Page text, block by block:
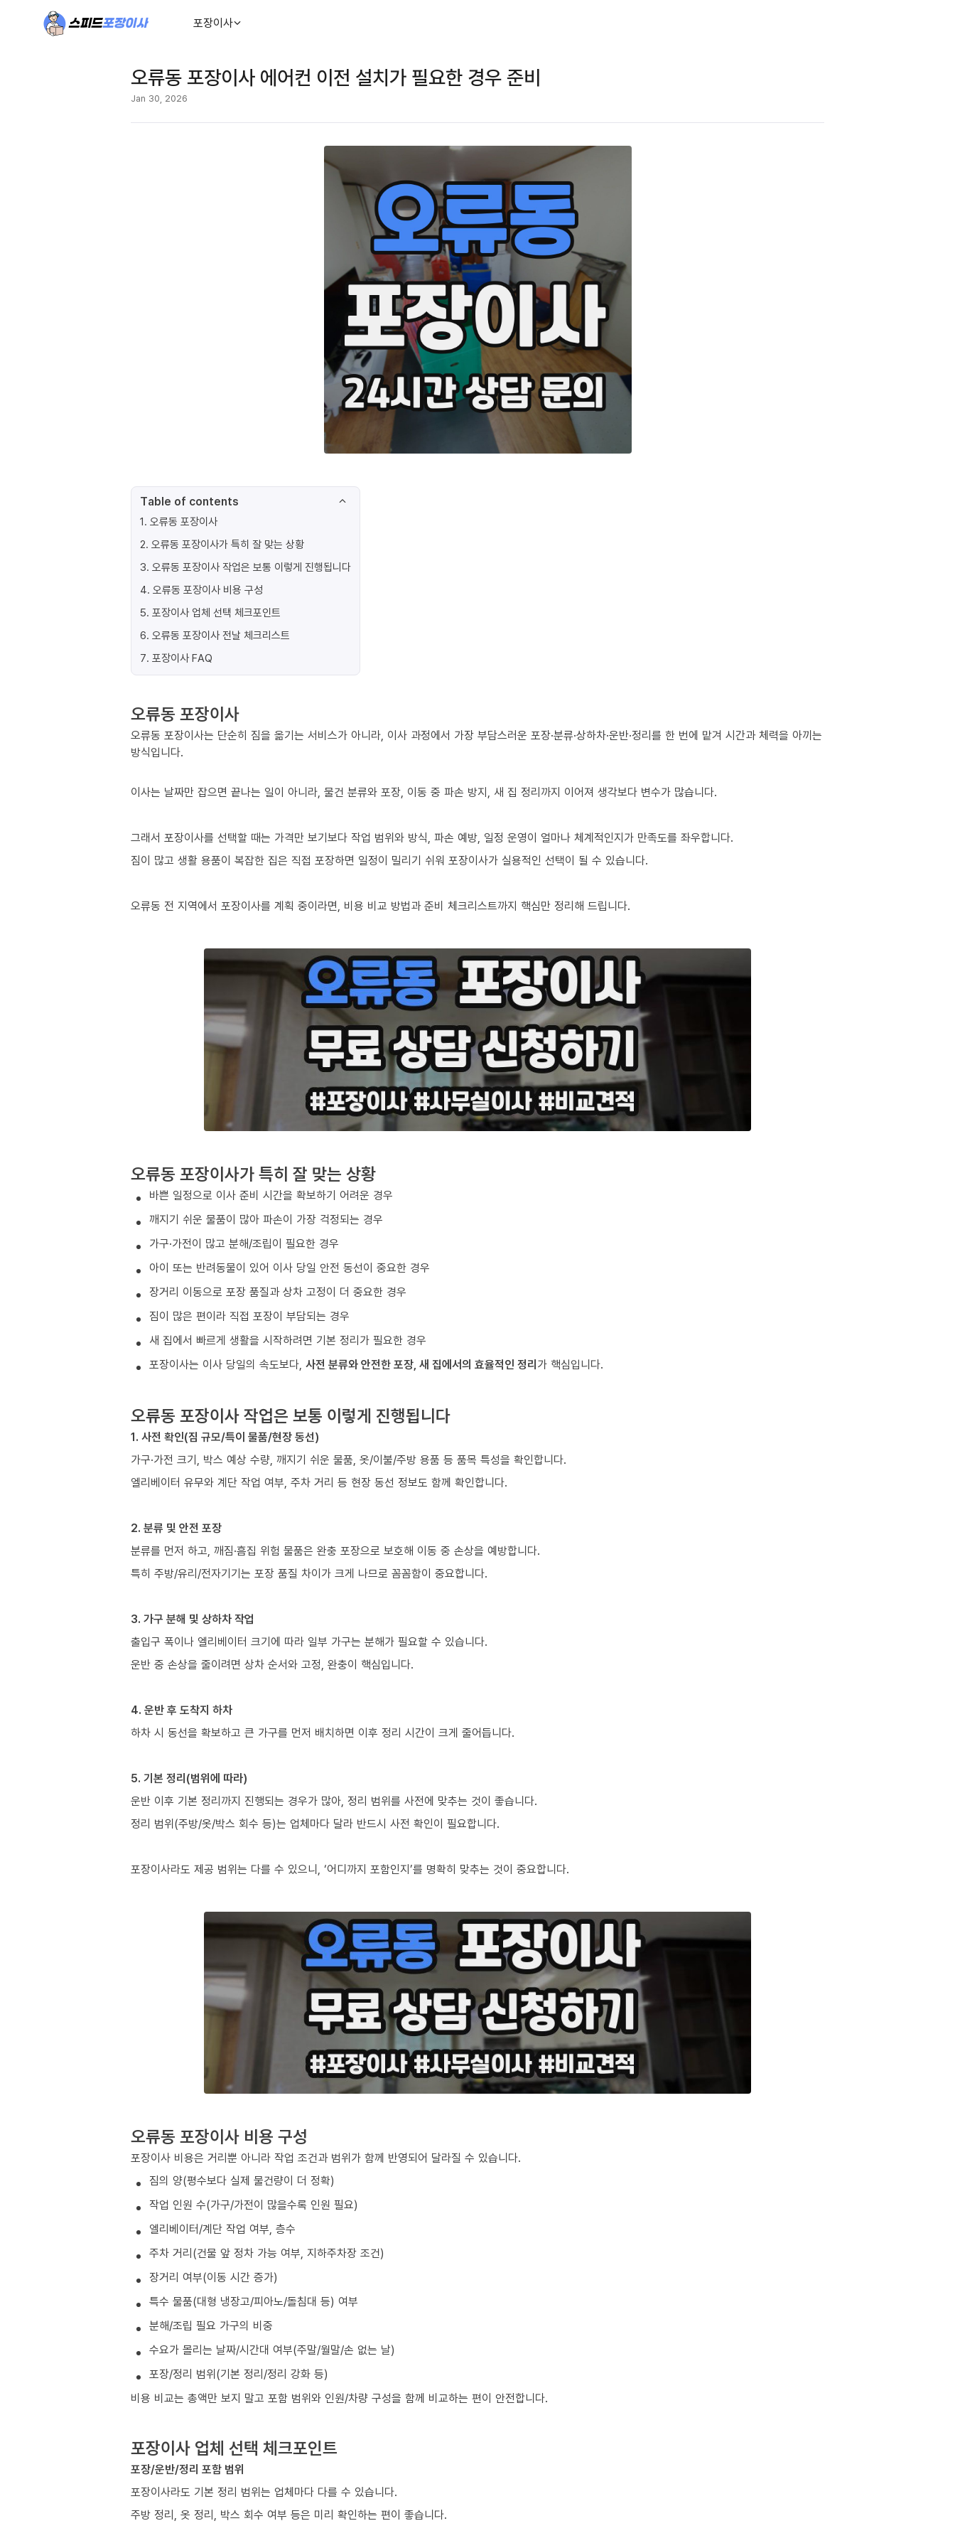
포장이사
오류동 포장이사 에어컨 이전 설치가 필요한 경우 준비
Jan 30, 2026
Table of contents
1. 오류동 포장이사
2. 오류동 포장이사가 특히 잘 맞는 상황
3. 오류동 포장이사 작업은 보통 이렇게 진행됩니다
4. 오류동 포장이사 비용 구성
5. 포장이사 업체 선택 체크포인트
6. 오류동 포장이사 전날 체크리스트
7. 포장이사 FAQ
오류동 포장이사
오류동 포장이사는 단순히 짐을 옮기는 서비스가 아니라, 이사 과정에서 가장 부담스러운 포장·분류·상하차·운반·정리를 한 번에 맡겨 시간과 체력을 아끼는
방식입니다.
이사는 날짜만 잡으면 끝나는 일이 아니라, 물건 분류와 포장, 이동 중 파손 방지, 새 집 정리까지 이어져 생각보다 변수가 많습니다.
그래서 포장이사를 선택할 때는 가격만 보기보다 작업 범위와 방식, 파손 예방, 일정 운영이 얼마나 체계적인지가 만족도를 좌우합니다.
짐이 많고 생활 용품이 복잡한 집은 직접 포장하면 일정이 밀리기 쉬워 포장이사가 실용적인 선택이 될 수 있습니다.
오류동 전 지역에서 포장이사를 계획 중이라면, 비용 비교 방법과 준비 체크리스트까지 핵심만 정리해 드립니다.
오류동 포장이사가 특히 잘 맞는 상황
바쁜 일정으로 이사 준비 시간을 확보하기 어려운 경우
깨지기 쉬운 물품이 많아 파손이 가장 걱정되는 경우
가구·가전이 많고 분해/조립이 필요한 경우
아이 또는 반려동물이 있어 이사 당일 안전 동선이 중요한 경우
장거리 이동으로 포장 품질과 상차 고정이 더 중요한 경우
짐이 많은 편이라 직접 포장이 부담되는 경우
새 집에서 빠르게 생활을 시작하려면 기본 정리가 필요한 경우
포장이사는 이사 당일의 속도보다, 사전 분류와 안전한 포장, 새 집에서의 효율적인 정리가 핵심입니다.
오류동 포장이사 작업은 보통 이렇게 진행됩니다
1. 사전 확인(짐 규모/특이 물품/현장 동선)
가구·가전 크기, 박스 예상 수량, 깨지기 쉬운 물품, 옷/이불/주방 용품 등 품목 특성을 확인합니다.
엘리베이터 유무와 계단 작업 여부, 주차 거리 등 현장 동선 정보도 함께 확인합니다.
2. 분류 및 안전 포장
분류를 먼저 하고, 깨짐·흠집 위험 물품은 완충 포장으로 보호해 이동 중 손상을 예방합니다.
특히 주방/유리/전자기기는 포장 품질 차이가 크게 나므로 꼼꼼함이 중요합니다.
3. 가구 분해 및 상하차 작업
출입구 폭이나 엘리베이터 크기에 따라 일부 가구는 분해가 필요할 수 있습니다.
운반 중 손상을 줄이려면 상차 순서와 고정, 완충이 핵심입니다.
4. 운반 후 도착지 하차
하차 시 동선을 확보하고 큰 가구를 먼저 배치하면 이후 정리 시간이 크게 줄어듭니다.
5. 기본 정리(범위에 따라)
운반 이후 기본 정리까지 진행되는 경우가 많아, 정리 범위를 사전에 맞추는 것이 좋습니다.
정리 범위(주방/옷/박스 회수 등)는 업체마다 달라 반드시 사전 확인이 필요합니다.
포장이사라도 제공 범위는 다를 수 있으니, ‘어디까지 포함인지’를 명확히 맞추는 것이 중요합니다.
오류동 포장이사 비용 구성
포장이사 비용은 거리뿐 아니라 작업 조건과 범위가 함께 반영되어 달라질 수 있습니다.
짐의 양(평수보다 실제 물건량이 더 정확)
작업 인원 수(가구/가전이 많을수록 인원 필요)
엘리베이터/계단 작업 여부, 층수
주차 거리(건물 앞 정차 가능 여부, 지하주차장 조건)
장거리 여부(이동 시간 증가)
특수 물품(대형 냉장고/피아노/돌침대 등) 여부
분해/조립 필요 가구의 비중
수요가 몰리는 날짜/시간대 여부(주말/월말/손 없는 날)
포장/정리 범위(기본 정리/정리 강화 등)
비용 비교는 총액만 보지 말고 포함 범위와 인원/차량 구성을 함께 비교하는 편이 안전합니다.
포장이사 업체 선택 체크포인트
포장/운반/정리 포함 범위
포장이사라도 기본 정리 범위는 업체마다 다를 수 있습니다.
주방 정리, 옷 정리, 박스 회수 여부 등은 미리 확인하는 편이 좋습니다.